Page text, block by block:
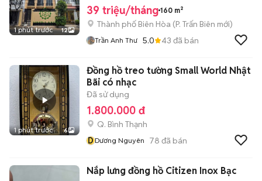
1 phút trước 12
39 triệu/tháng 160 m²
Thành phố Biên Hòa (P. Trấn Biên mới)
Trần Anh Thư 5.0 43 đã bán
1 phút trước 6
Đồng hồ treo tường Small World Nhật
Bãi có nhạc
Đã sử dụng
1.800.000 đ
Q. Bình Thạnh
DDương Nguyên 78 đã bán
Nắp lưng đồng hồ Citizen Inox Bạc